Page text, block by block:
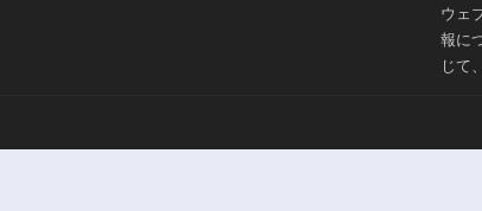
ウェ
報に
じて